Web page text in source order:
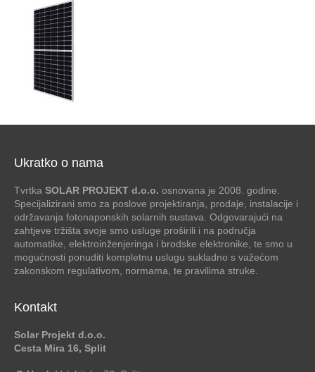
Ukratko o nama
Tvrtka SOLAR PROJEKT d.o.o. osnovana je 2008. godine.
Specijalizirani smo za poslove projektiranja, prodaje, instalacije i
održavanja fotonaponskih solarnih sustava. Odgovarajući na
zahtjeve tržišta svoje smo usluge proširili i na područja
automatike, elektroinženjeringa i brodske elektronike, te smo u
mogućnosti ponuditi kompletnu uslugu sukladno s važećom
zakonskom regulativom, normama, te pravilima struke.
Kontakt
Solar Projekt d.o.o.
Cesta Mira 16, Split